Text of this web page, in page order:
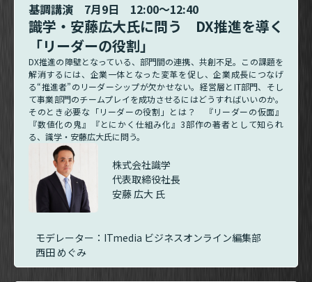
基調講演 7月9日 12:00～12:40
識学・安藤広大氏に問う DX推進を導く
「リーダーの役割」
DX推進の障壁となっている、部門間の連携、共創不足。この課題を
解消するには、企業一体となった変革を促し、企業成長につなげ
る“推進者”のリーダーシップが欠かせない。経営層とIT部門、そし
て事業部門のチームプレイを成功させるにはどうすればいいのか。
そのとき必要な「リーダーの役割」とは？ 『リーダーの仮面』
『数値化の鬼』『とにかく仕組み化』3部作の著者として知られ
る、識学・安藤広大氏に問う。
株式会社識学
代表取締役社長
安藤 広大 氏
モデレーター：ITmedia ビジネスオンライン編集部
西田 めぐみ